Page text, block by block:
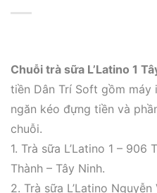
Chuỗi trà sữa L’Latino 1
tiền Dân Trí Soft gồm máy
ngăn kéo đựng tiền và
chuỗi.
1. Trà sữa L’Latino 1 – 906
Thành – Tây Ninh.
2. Trà sữa L’Latino